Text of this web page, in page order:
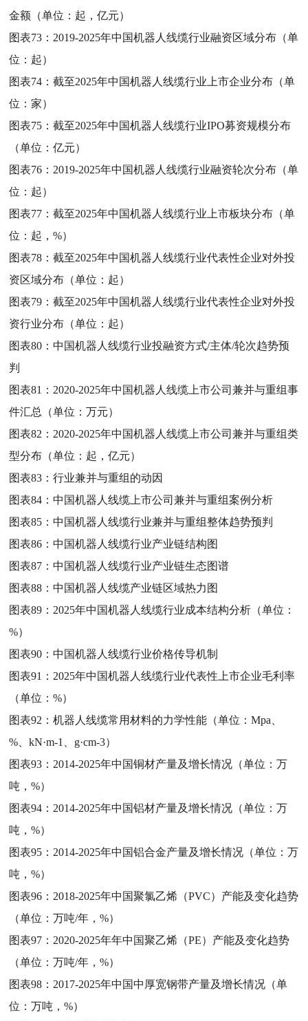
金额（单位：起，亿元）
图表73： 2019-2025年中国机器人线缆行业融资区域分布（单
位：起）
图表74：截至2025年中国机器人线缆行业上市企业分布（单
位：家）
图表75：截至2025年中国机器人线缆行业IPO募资规模分布
（单位：亿元）
图表76： 2019-2025年中国机器人线缆行业融资轮次分布（单
位：起）
图表77：截至2025年中国机器人线缆行业上市板块分布（单
位：起，%）
图表78：截至2025年中国机器人线缆行业代表性企业对外投
资区域分布（单位：起）
图表79：截至2025年中国机器人线缆行业代表性企业对外投
资行业分布（单位：起）
图表80：中国机器人线缆行业投融资方式/主体/轮次趋势预
判
图表81： 2020-2025年中国机器人线缆上市公司兼并与重组事
件汇总（单位：万元）
图表82： 2020-2025年中国机器人线缆上市公司兼并与重组类
型分布（单位：起，亿元）
图表83：行业兼并与重组的动因
图表84：中国机器人线缆上市公司兼并与重组案例分析
图表85：中国机器人线缆行业兼并与重组整体趋势预判
图表86：中国机器人线缆行业产业链结构图
图表87：中国机器人线缆行业产业链生态图谱
图表88：中国机器人线缆产业链区域热力图
图表89： 2025年中国机器人线缆行业成本结构分析（单位：
%）
图表90：中国机器人线缆行业价格传导机制
图表91： 2025年中国机器人线缆行业代表性上市企业毛利率
（单位：%）
图表92：机器人线缆常用材料的力学性能（单位：Mpa、
%、kN·m-1、g·cm-3）
图表93： 2014-2025年中国铜材产量及增长情况（单位：万
吨，%）
图表94： 2014-2025年中国铝材产量及增长情况（单位：万
吨，%）
图表95： 2014-2025年中国铝合金产量及增长情况（单位：万
吨，%）
图表96： 2018-2025年中国聚氯乙烯（PVC）产能及变化趋势
（单位：万吨/年，%）
图表97： 2020-2025年年中国聚乙烯（PE）产能及变化趋势
（单位：万吨/年，%）
图表98： 2017-2025年中国中厚宽钢带产量及增长情况（单
位：万吨，%）